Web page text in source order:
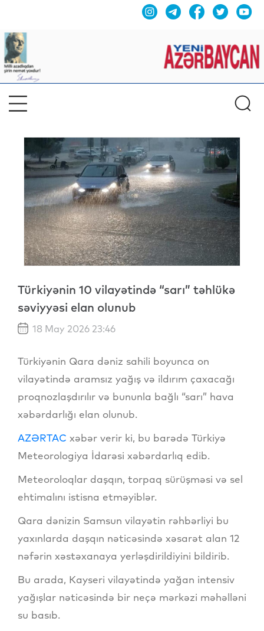
Türkiyənin 10 vilayətində “sarı” təhlükə
səviyyəsi elan olunub
18 May 2026 23:46
Türkiyənin Qara dəniz sahili boyunca on
vilayətində aramsız yağış və ildırım çaxacağı
proqnozlaşdırılır və bununla bağlı “sarı” hava
xəbərdarlığı elan olunub.
AZƏRTAC xəbər verir ki, bu barədə Türkiyə
Meteorologiya İdarəsi xəbərdarlıq edib.
Meteoroloqlar daşqın, torpaq sürüşməsi və sel
ehtimalını istisna etməyiblər.
Qara dənizin Samsun vilayətin rəhbərliyi bu
yaxınlarda daşqın nəticəsində xəsarət alan 12
nəfərin xəstəxanaya yerləşdirildiyini bildirib.
Bu arada, Kayseri vilayətində yağan intensiv
yağışlar nəticəsində bir neçə mərkəzi məhəlləni
su basıb.